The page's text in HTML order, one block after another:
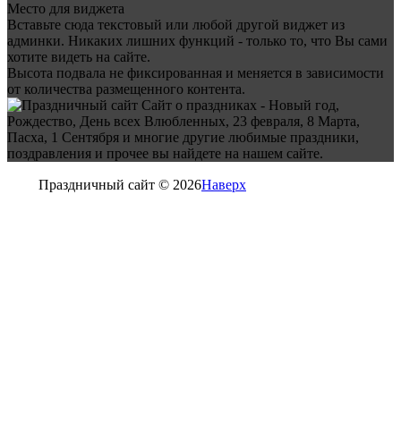
Место для виджета
Вставьте сюда текстовый или любой другой виджет из
админки. Никаких лишних функций - только то, что Вы сами
хотите видеть на сайте.
Высота подвала не фиксированная и меняется в зависимости
от количества размещенного контента.
Сайт о праздниках - Новый год,
Рождество, День всех Влюбленных, 23 февраля, 8 Марта,
Пасха, 1 Сентября и многие другие любимые праздники,
поздравления и прочее вы найдете на нашем сайте.
Праздничный сайт © 2026Наверх